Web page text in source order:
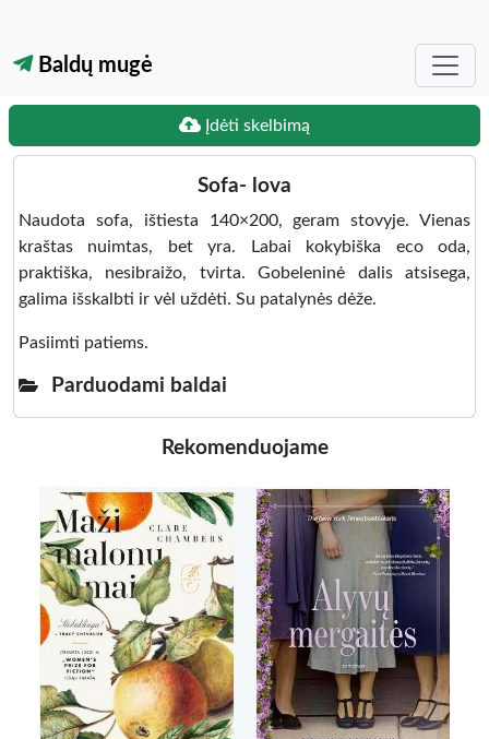
Baldų mugė
Įdėti skelbimą
Sofa- lova
Naudota sofa, ištiesta 140×200, geram stovyje. Vienas
kraštas nuimtas, bet yra. Labai kokybiška eco oda,
praktiška, nesibraižo, tvirta. Gobeleninė dalis atsisega,
galima išskalbti ir vėl uždėti. Su patalynės dėže.
Pasiimti patiems.
Parduodami baldai
Rekomenduojame